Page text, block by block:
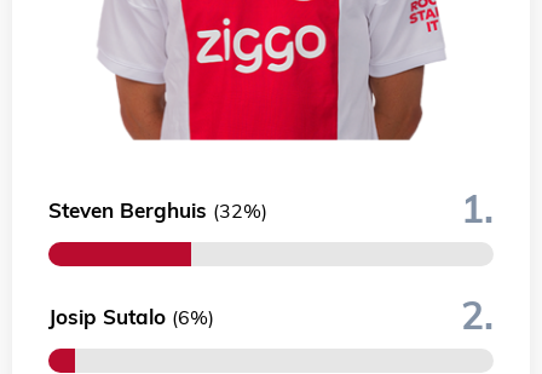
Steven Berghuis (32%) 1.
Josip Sutalo (6%) 2.